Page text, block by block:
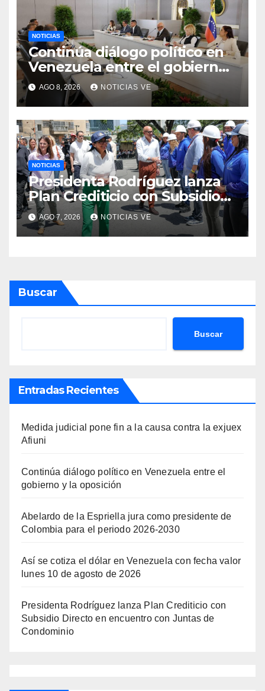
NOTICIAS
Continúa diálogo político en
Venezuela entre el gobierno
y la oposición
AGO 8, 2026 NOTICIAS VE
NOTICIAS
Presidenta Rodríguez lanza
Plan Crediticio con Subsidio
Directo en encuentro con
Juntas de Condominio
AGO 7, 2026 NOTICIAS VE
Buscar
Buscar
Entradas Recientes
Medida judicial pone fin a la causa contra la exjuex
Afiuni
Continúa diálogo político en Venezuela entre el
gobierno y la oposición
Abelardo de la Espriella jura como presidente de
Colombia para el periodo 2026-2030
Así se cotiza el dólar en Venezuela con fecha valor
lunes 10 de agosto de 2026
Presidenta Rodríguez lanza Plan Crediticio con
Subsidio Directo en encuentro con Juntas de
Condominio